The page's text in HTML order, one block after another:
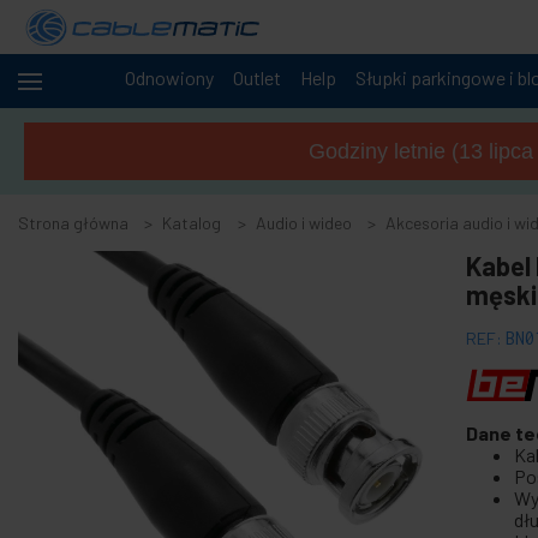
Odnowiony Outlet Help Słupki parkingowe i
Kable +
Szafy i
Audio
-
Akcesoria audio i wideo
Akcesoria do przechwytywania wideo
Akcesoria i adaptery AV
+
Głośniki dźwięku
+
Kabel audio i wideo OFC
Kabel audio
Godziny letnie (13
Strona główna Katalog Audio i wideo Akcesoria audio i
Kabel
REF:
Dane